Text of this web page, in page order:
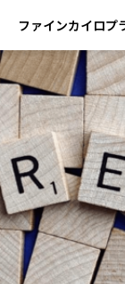
ファインカイロプ